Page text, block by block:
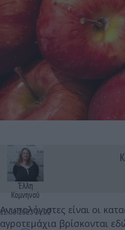
Έλλη
Κομνηνού
12.09.2023 14:02
Ανυπολόγιστες είναι οι
αγροτεμάχια βρίσκονται